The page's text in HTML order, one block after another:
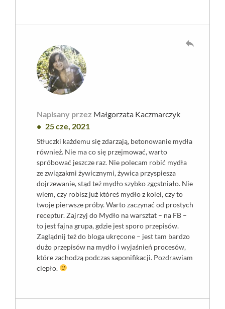
Napisany przez Małgorzata Kaczmarczyk
25 cze, 2021
Stłuczki każdemu się zdarzają, betonowanie mydła
również. Nie ma co się przejmować, warto
spróbować jeszcze raz. Nie polecam robić mydła
ze związakmi żywicznymi, żywica przyspiesza
dojrzewanie, stąd też mydło szybko zgęstniało. Nie
wiem, czy robisz już któreś mydło z kolei, czy to
twoje pierwsze próby. Warto zaczynać od prostych
receptur. Zajrzyj do Mydło na warsztat – na FB –
to jest fajna grupa, gdzie jest sporo przepisów.
Zaglądnij też do bloga ukręcone – jest tam bardzo
dużo przepisów na mydło i wyjaśnień procesów,
które zachodzą podczas saponifikacji. Pozdrawiam
ciepło.
reply